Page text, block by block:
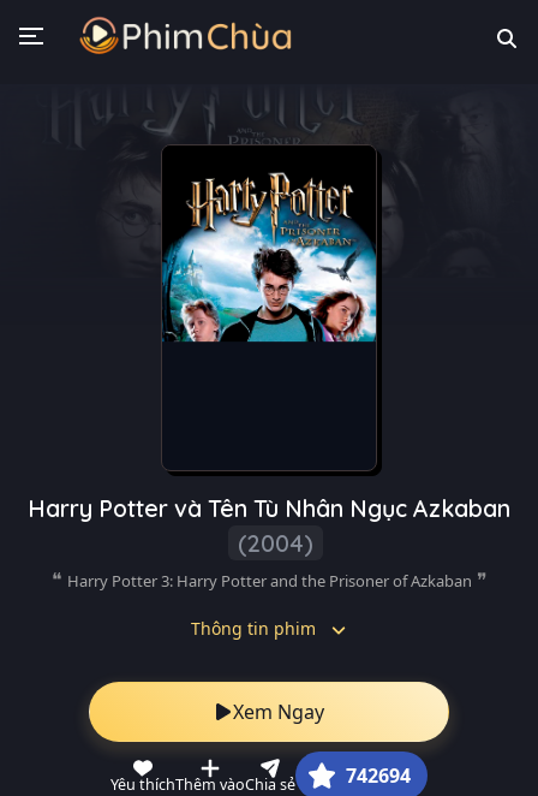
Harry Potter và Tên Tù Nhân Ngục Azkaban
(2004)
Harry Potter 3: Harry Potter and the Prisoner of Azkaban
Thông tin phim
Xem Ngay
Yêu thíchThêm vàoChia sẻ 742694